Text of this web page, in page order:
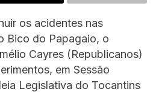
os acidentes nas
Bico do Papagaio, o
Cayres (Republicanos)
em Sessão
Legislativa do Tocantins